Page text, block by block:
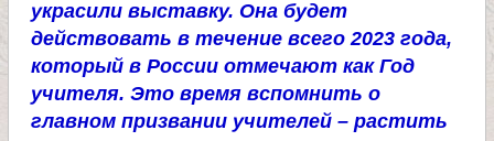
украсили выставку. Она будет
действовать в течение всего 2023 года,
который в России отмечают как Год
учителя. Это время вспомнить о
главном призвании учителей – растить